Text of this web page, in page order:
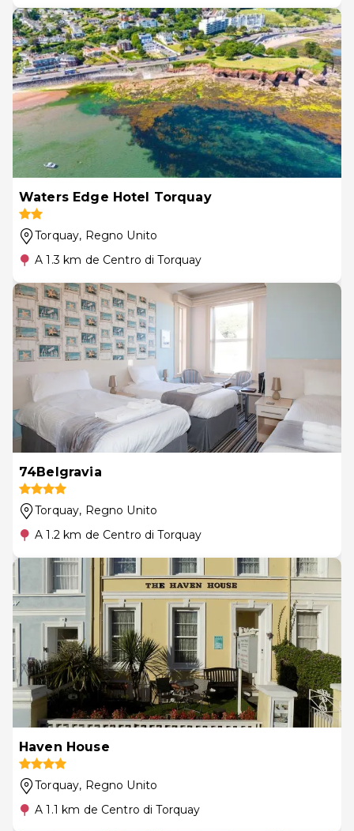
Waters Edge Hotel Torquay
Torquay, Regno Unito
A 1.3 km de Centro di Torquay
74Belgravia
Torquay, Regno Unito
A 1.2 km de Centro di Torquay
Haven House
Torquay, Regno Unito
A 1.1 km de Centro di Torquay